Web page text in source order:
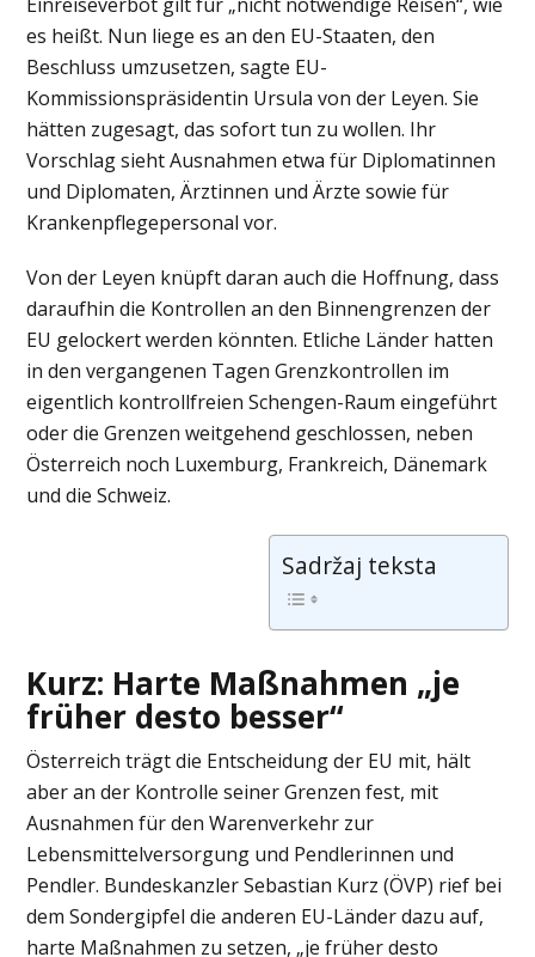
es heißt. Nun liege es an den EU-Staaten, den
Beschluss umzusetzen, sagte EU-
Kommissionspräsidentin Ursula von der Leyen. Sie
hätten zugesagt, das sofort tun zu wollen. Ihr
Vorschlag sieht Ausnahmen etwa für Diplomatinnen
und Diplomaten, Ärztinnen und Ärzte sowie für
Krankenpflegepersonal vor.
Von der Leyen knüpft daran auch die Hoffnung, dass
daraufhin die Kontrollen an den Binnengrenzen der
EU gelockert werden könnten. Etliche Länder hatten
in den vergangenen Tagen Grenzkontrollen im
eigentlich kontrollfreien Schengen-Raum eingeführt
oder die Grenzen weitgehend geschlossen, neben
Österreich noch Luxemburg, Frankreich, Dänemark
und die Schweiz.
Sadržaj teksta
Kurz: Harte Maßnahmen „je
früher desto besser“
Österreich trägt die Entscheidung der EU mit, hält
aber an der Kontrolle seiner Grenzen fest, mit
Ausnahmen für den Warenverkehr zur
Lebensmittelversorgung und Pendlerinnen und
Pendler. Bundeskanzler Sebastian Kurz (ÖVP) rief bei
dem Sondergipfel die anderen EU-Länder dazu auf,
harte Maßnahmen zu setzen, „je früher desto